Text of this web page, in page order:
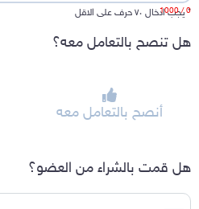
*يجب ادخال ٧٠ حرف على الاقل0
/ 1000
هل تنصح بالتعامل معه؟
أنصح بالتعامل معه
هل قمت بالشراء من العضو؟